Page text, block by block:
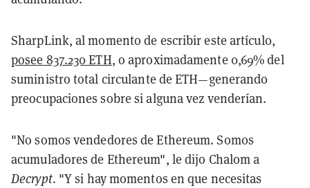
SharpLink, al momento de escribir este artículo,
posee 837.230 ETH, o aproximadamente 0,69% del
suministro total circulante de ETH—generando
preocupaciones sobre si alguna vez venderían.
"No somos vendedores de Ethereum. Somos
acumuladores de Ethereum", le dijo Chalom a
Decrypt. "Y si hay momentos en que necesitas